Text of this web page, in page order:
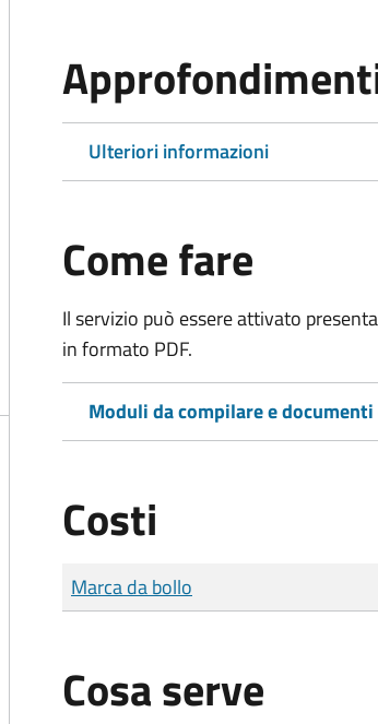
Ulteriori informazioni
Come fare
Il servizio può essere attivato
in formato PDF.
Moduli da compilare e
Costi
Tipo di pagamento
Importo
Marca da bollo
Cosa serve